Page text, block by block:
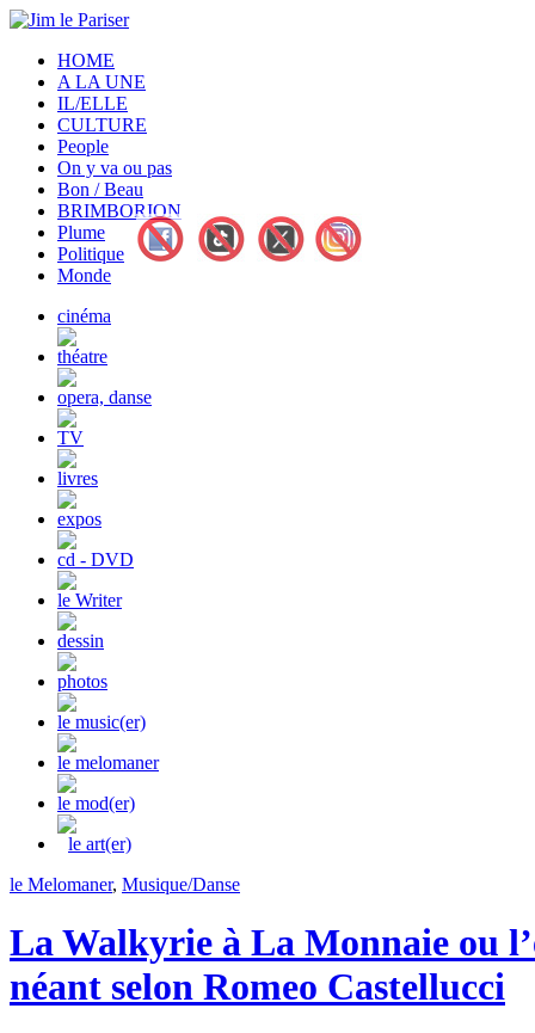
HOME
A LA UNE
IL/ELLE
CULTURE
People
On y va ou pas
Bon / Beau
BRIMBORION
Plume
Politique
Monde
cinéma
théatre
opera, danse
TV
livres
expos
cd - DVD
le Writer
dessin
photos
le music(er)
le melomaner
le mod(er)
le art(er)
le Melomaner, Musique/Danse
La Walkyrie à La Monnaie ou
néant selon Romeo Castellucci